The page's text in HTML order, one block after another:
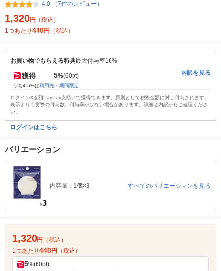
4.0 （7件のレビュー）
1,320円
（税込）
1つあたり 440円 （税込）
お買い物でもらえる特典最大付与率16%
獲得 5%(60pt)
うち4.5%は利用先・期間限定
内訳を見る
ログイン&全額PayPay支払いで獲得できます。原則として税抜金額に対し付与されます。
表示よりも実際の付与数、付与率が少ない場合があります。詳細は内訳からご確認くださ
い。
ログインはこちら
バリエーション
内容量： 1個×3 すべてのバリエーションを見る
1,320円
（税込）
1つあたり 440円 （税込）
5%(60pt)